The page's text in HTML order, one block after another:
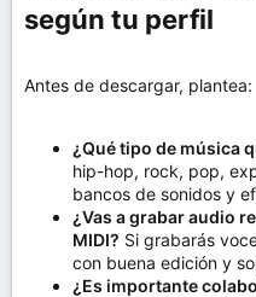
según tu perfil​
Antes de descargar, plantea:
¿Qué tipo de música
hip-hop, rock, pop,
bancos de sonidos y
¿Vas a grabar audio
MIDI? Si grabarás
con buena edición y
¿Es importante